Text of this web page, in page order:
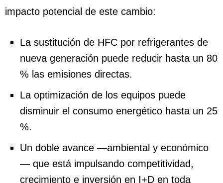
impacto potencial de este cambio:
La sustitución de HFC por refrigerantes de
nueva generación puede reducir hasta un 80
% las emisiones directas.
La optimización de los equipos puede
disminuir el consumo energético hasta un 25
%.
Un doble avance —ambiental y económico
— que está impulsando competitividad,
crecimiento e inversión en I+D en toda